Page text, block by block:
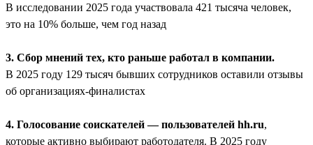
В исследовании 2025 года участвовала 421 тысяча человек,
это на 10% больше, чем год назад
3. Сбор мнений тех, кто раньше работал в компании.
В 2025 году 129 тысяч бывших сотрудников оставили отзывы
об организациях-финалистах
4. Голосование соискателей — пользователей hh.ru,
которые активно выбирают работодателя. В 2025 году